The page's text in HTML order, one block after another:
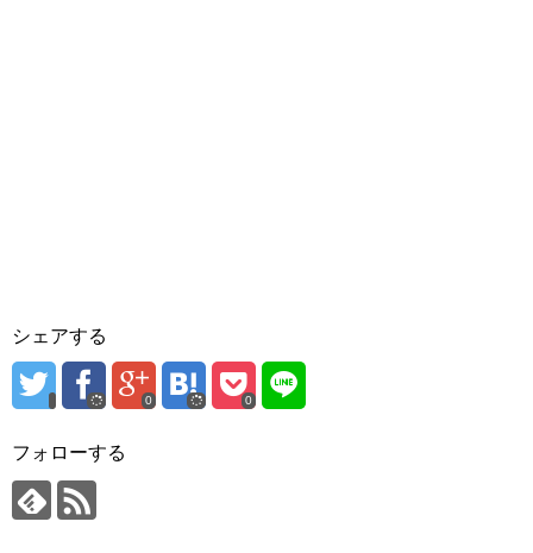
シェアする
0 0
フォローする